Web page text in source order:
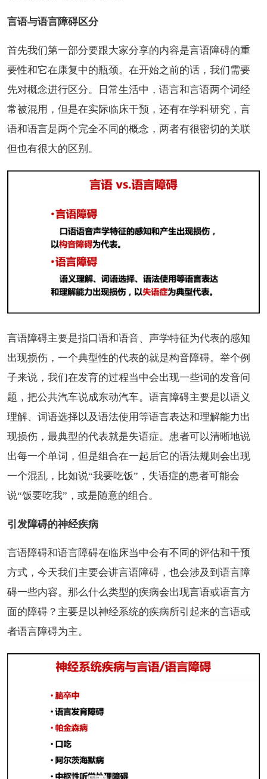
言语与语言障碍区分
首先我们第一部分要跟大家分享的内容是言语障碍的重
要性和它在康复中的瓶颈。在开始之前的话，我们需要
先对概念进行区分。日常生活中，语言和言语两个词经
常被混用，但是在实际临床干预，还有在学科研究，言
语和语言是两个完全不同的概念，两者有很密切的关联
但也有很大的区别。
言语障碍主要是指口语和语音、声学特征为代表的感知
出现损伤，一个典型性的代表的就是构音障碍。举个例
子来说，我们在发育的过程当中会出现一些词的发音问
题，把公共汽车说成东动汽车。语言障碍主要是以语义
理解、词语选择以及语法使用等语言表达和理解能力出
现损伤，最典型的代表就是失语症。患者可以清晰地说
出每一个单词，但是组合在一起后它的语法规则会出现
一个混乱，比如说“我要吃饭”，失语症的患者可能会
说“饭要吃我”，或是随意的组合。
引发障碍的神经疾病
言语障碍和语言障碍在临床当中会有不同的评估和干预
方式，今天我们主要会讲言语障碍，也会涉及到语言障
碍一些内容。那么什么类型的疾病会出现言语或语言方
面的障碍？主要是以神经系统的疾病所引起来的言语或
者语言障碍为主。